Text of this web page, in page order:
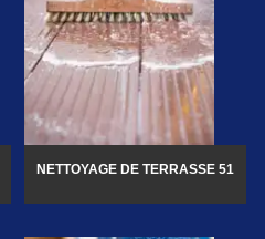
NETTOYAGE DE TERRASSE 51